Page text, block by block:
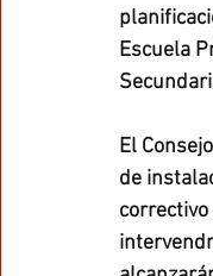
Escuela
El
de